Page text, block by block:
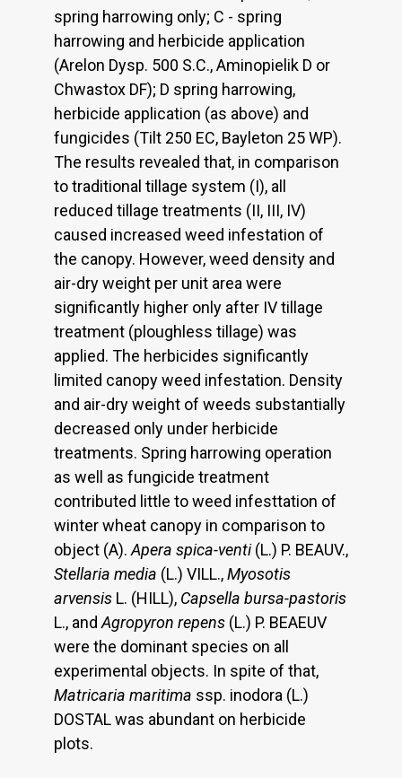
spring harrowing only; C - spring
harrowing and herbicide application
(Arelon Dysp. 500 S.C., Aminopielik D or
Chwastox DF); D spring harrowing,
herbicide application (as above) and
fungicides (Tilt 250 EC, Bayleton 25 WP).
The results revealed that, in comparison
to traditional tillage system (I), all
reduced tillage treatments (II, III, IV)
caused increased weed infestation of
the canopy. However, weed density and
air-dry weight per unit area were
significantly higher only after IV tillage
treatment (ploughless tillage) was
applied. The herbicides significantly
limited canopy weed infestation. Density
and air-dry weight of weeds substantially
decreased only under herbicide
treatments. Spring harrowing operation
as well as fungicide treatment
contributed little to weed infesttation of
winter wheat canopy in comparison to
object (A). Apera spica-venti(L.) P. BEAUV.,
Stellaria media (L.) VILL.,Myosotis
arvensis L. (HILL), Capsella bursa-pastoris
L., and Agropyron repens (L.) P. BEAEUV
were the dominant species on all
experimental objects. In spite of that,
Matricaria maritima ssp. inodora (L.)
DOSTAL was abundant on herbicide
plots.